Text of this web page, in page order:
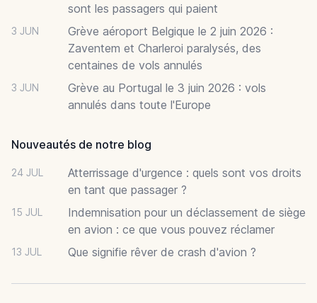
sont les passagers qui paient
3 JUN
Grève aéroport Belgique le 2 juin 2026 :
Zaventem et Charleroi paralysés, des
centaines de vols annulés
3 JUN
Grève au Portugal le 3 juin 2026 : vols
annulés dans toute l'Europe
Nouveautés de notre blog
24 JUL
Atterrissage d'urgence : quels sont vos droits
en tant que passager ?
15 JUL
Indemnisation pour un déclassement de siège
en avion : ce que vous pouvez réclamer
13 JUL Que signifie rêver de crash d'avion ?